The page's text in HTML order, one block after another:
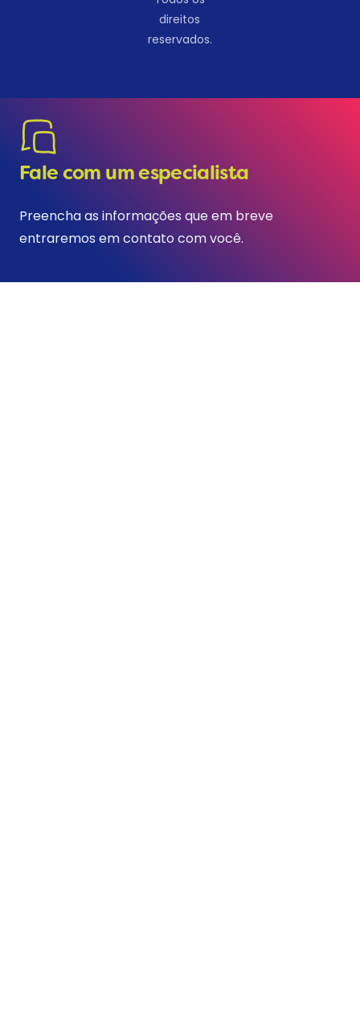
direitos
reservados.
Fale com um especialista
Preencha as informações que em breve
entraremos em contato com você.